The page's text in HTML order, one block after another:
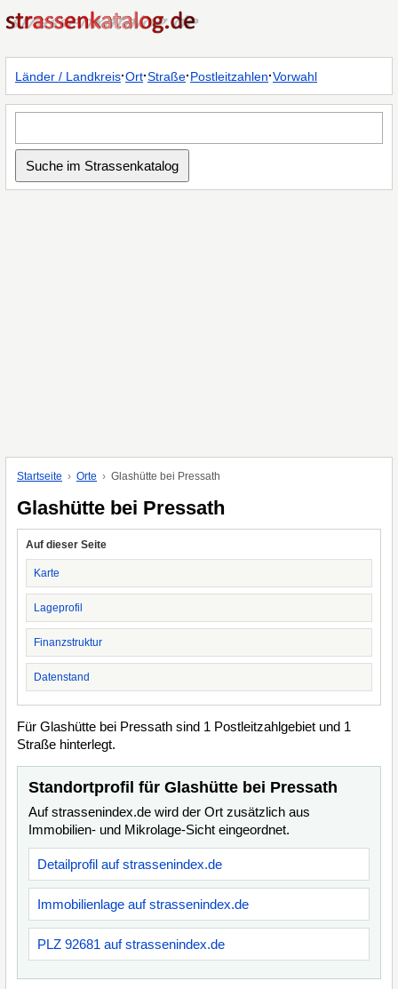
Länder / Landkreis·Ort·Straße·Postleitzahlen·Vorwahl
Startseite Orte Glashütte bei Pressath
Glashütte bei Pressath
Auf dieser Seite
Karte
Lageprofil
Finanzstruktur
Datenstand
Für Glashütte bei Pressath sind 1 Postleitzahlgebiet und 1
Straße hinterlegt.
Standortprofil für Glashütte bei Pressath
Auf strassenindex.de wird der Ort zusätzlich aus
Immobilien- und Mikrolage-Sicht eingeordnet.
Detailprofil auf strassenindex.de
Immobilienlage auf strassenindex.de
PLZ 92681 auf strassenindex.de